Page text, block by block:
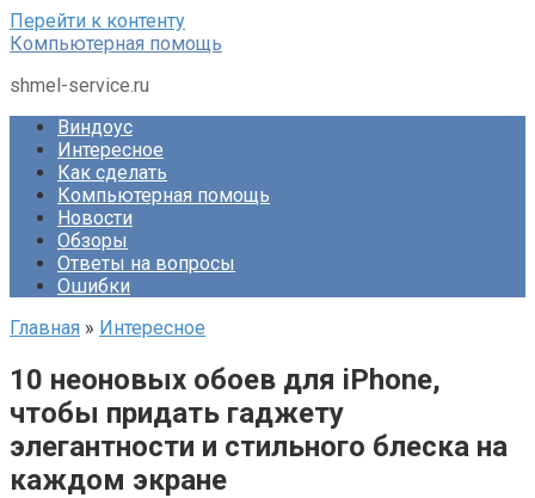
Перейти к контенту
Компьютерная помощь
shmel-service.ru
Виндоус
Интересное
Как сделать
Компьютерная помощь
Новости
Обзоры
Ответы на вопросы
Ошибки
Главная » Интересное
10 неоновых обоев для iPhone,
чтобы придать гаджету
элегантности и стильного блеска на
каждом экране